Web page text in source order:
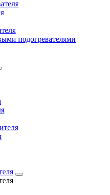
подогревателями